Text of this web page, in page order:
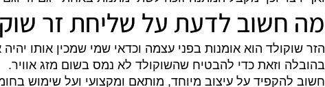
וכך מקבל המתנה זוכה לשתי מתנות באחת– גם זר וגם
לדעת על שליחת זר
הוא אומנות בפני עצמה וכדאי שמי שמכין אותו יהיה
וזאת כדי להבטיח שהשוקולד לא נמס בשום מזג אוויר.